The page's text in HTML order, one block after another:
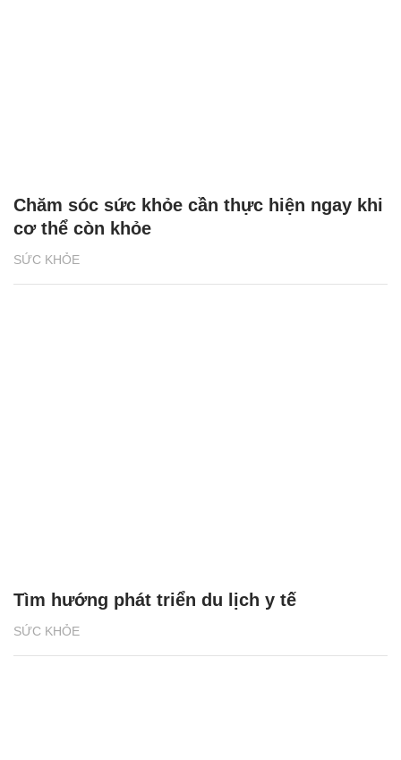
SỨC KHỎE
Chăm sóc sức khỏe cần thực hiện ngay khi
cơ thể còn khỏe
SỨC KHỎE
Tìm hướng phát triển du lịch y tế